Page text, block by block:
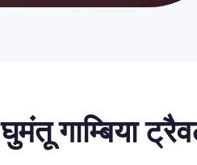
घुमंतू गाम्बिया